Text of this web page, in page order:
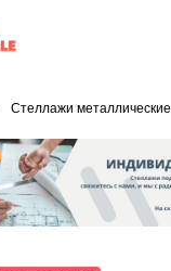
Стеллажи металлические